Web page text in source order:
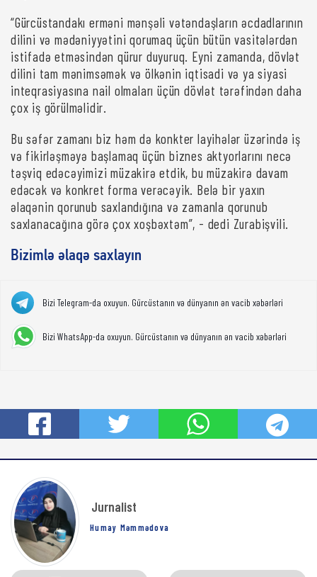
“Gürcüstandakı erməni mənşəli vətəndaşların əcdadlarının
dilini və mədəniyyətini qorumaq üçün bütün vasitələrdən
istifadə etməsindən qürur duyuruq. Eyni zamanda, dövlət
dilini tam mənimsəmək və ölkənin iqtisadi və ya siyasi
inteqrasiyasına nail olmaları üçün dövlət tərəfindən daha
çox iş görülməlidir.
Bu səfər zamanı biz həm də konkter layihələr üzərində iş
və fikirləşməyə başlamaq üçün biznes aktyorlarını necə
təşviq edəcəyimizi müzakirə etdik, bu müzakirə davam
edəcək və konkret forma verəcəyik. Belə bir yaxın
əlaqənin qorunub saxlandığına və zamanla qorunub
saxlanacağına görə çox xoşbəxtəm”, - dedi Zurabişvili.
Bizimlə əlaqə saxlayın
Bizi Telegram-da oxuyun. Gürcüstanın və dünyanın ən vacib xəbərləri
Bizi WhatsApp-da oxuyun. Gürcüstanın və dünyanın ən vacib xəbərləri
Jurnalist
Humay Məmmədova